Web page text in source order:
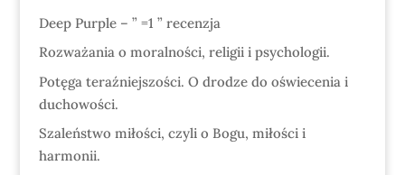
Deep Purple – ” =1 ” recenzja
Rozważania o moralności, religii i psychologii.
Potęga teraźniejszości. O drodze do oświecenia i
duchowości.
Szaleństwo miłości, czyli o Bogu, miłości i
harmonii.